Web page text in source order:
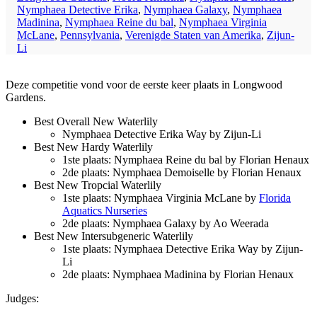
Nymphaea Detective Erika, Nymphaea Galaxy, Nymphaea
Madinina, Nymphaea Reine du bal, Nymphaea Virginia
McLane, Pennsylvania, Verenigde Staten van Amerika, Zijun-
Li
Deze competitie vond voor de eerste keer plaats in Longwood
Gardens.
Best Overall New Waterlily
Nymphaea Detective Erika Way by Zijun-Li
Best New Hardy Waterlily
1ste plaats: Nymphaea Reine du bal by Florian Henaux
2de plaats: Nymphaea Demoiselle by Florian Henaux
Best New Tropcial Waterlily
1ste plaats: Nymphaea Virginia McLane by Florida
Aquatics Nurseries
2de plaats: Nymphaea Galaxy by Ao Weerada
Best New Intersubgeneric Waterlily
1ste plaats: Nymphaea Detective Erika Way by Zijun-
Li
2de plaats: Nymphaea Madinina by Florian Henaux
Judges: